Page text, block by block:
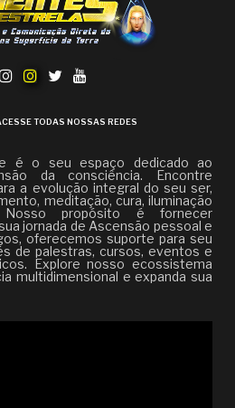
TODAS NOSSAS REDES
é o seu espaço dedicado ao
da consciência. Encontre
a evolução integral do seu ser,
meditação, cura, iluminação
propósito é fornecer
jornada de Ascensão pessoal e
oferecemos suporte para seu
de palestras, cursos, eventos e
Explore nosso ecossistema
multidimensional e expanda sua